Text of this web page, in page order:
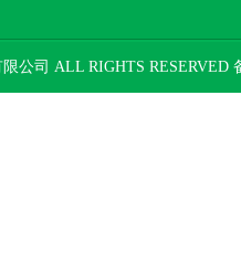
公司 ALL RIGHTS RESERVED